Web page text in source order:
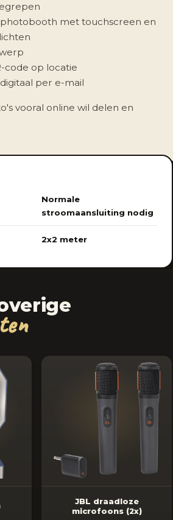
met touchscreen en
code op locatie
per e-mail
vooral online wil delen en
Normale
stroomaansluiting nodig
2x2 meter
JBL draadloze
microfoons (2x)